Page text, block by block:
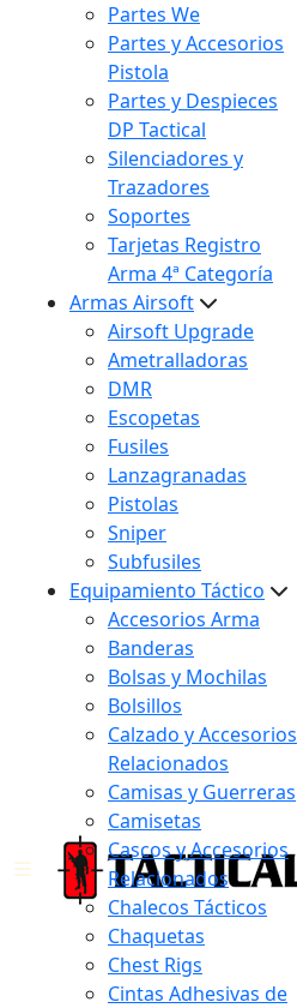
Partes We
Partes y Accesorios
Pistola
Partes y Despieces
DP Tactical
Silenciadores y
Trazadores
Soportes
Tarjetas Registro
Arma 4ª Categoría
Armas Airsoft
Airsoft Upgrade
Ametralladoras
DMR
Escopetas
Fusiles
Lanzagranadas
Pistolas
Sniper
Subfusiles
Equipamiento Táctico
Accesorios Arma
Banderas
Bolsas y Mochilas
Bolsillos
Calzado y Accesorios
Relacionados
Camisas y Guerreras
Camisetas
Cascos y Accesorios
Relacionados
Chalecos Tácticos
Chaquetas
Chest Rigs
Cintas Adhesivas de